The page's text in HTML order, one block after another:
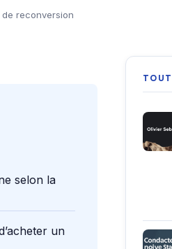
reconversion
selon la
un